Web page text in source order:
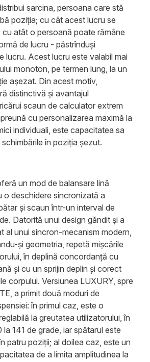
sarcina, persoana care stă
poziția; cu cât acest lucru se
cu atât o persoană poate rămâne
de lucru - păstrînduși
lucru. Acest lucru este valabil mai
monoton, pe termen lung, la un
așezat. Din acest motiv,
distinctivă și avantajul
scaun de calculator extrem
cu personalizarea maximă la
individuali, este capacitatea sa
în poziția șezut.
un mod de balansare lină
o deschidere sincronizată a
și scaun într-un interval de
Datorită unui design găndit și a
al unui sincron-mecanism modern,
și geometria, repetă mișcările
în deplină concordanță cu
și cu un sprijin deplin și corect
corpului. Versiunea LUXURY, spre
a primit două moduri de
în primul caz, este o
la greutatea utilizatorului, în
141 de grade, iar spătarul este
patru poziții; al doilea caz, este un
de a limita amplitudinea la